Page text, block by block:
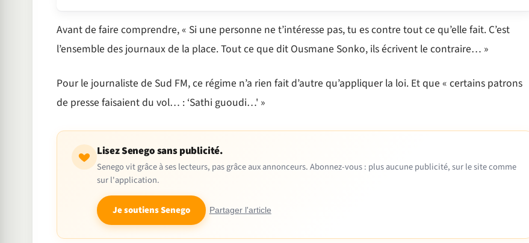
Avant de faire comprendre, « Si une personne ne t’intéresse pas, tu es contre tout ce qu’elle fait. C’est
l’ensemble des journaux de la place. Tout ce que dit Ousmane Sonko, ils écrivent le contraire… »
Pour le journaliste de Sud FM, ce régime n’a rien fait d’autre qu’appliquer la loi. Et que « certains patrons
de presse faisaient du vol… : ‘Sathi guoudi…' »
Lisez Senego sans publicité.
Senego vit grâce à ses lecteurs, pas grâce aux annonceurs. Abonnez-vous : plus aucune publicité, sur le site comme
sur l'application.
Je soutiens Senego Partager l'article